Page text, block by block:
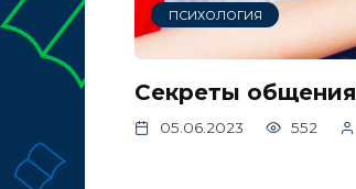
ПСИХОЛОГИЯ
Секреты общения
05.06.2023 552